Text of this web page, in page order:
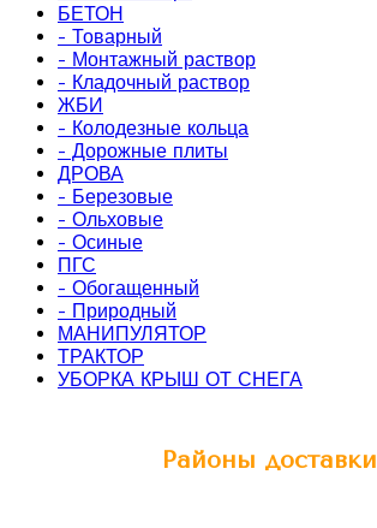
БЕТОН
- Товарный
- Монтажный раствор
- Кладочный раствор
ЖБИ
- Колодезные кольца
- Дорожные плиты
ДРОВА
- Березовые
- Ольховые
- Осиные
ПГС
- Обогащенный
- Природный
МАНИПУЛЯТОР
ТРАКТОР
УБОРКА КРЫШ ОТ СНЕГА
Районы доставки